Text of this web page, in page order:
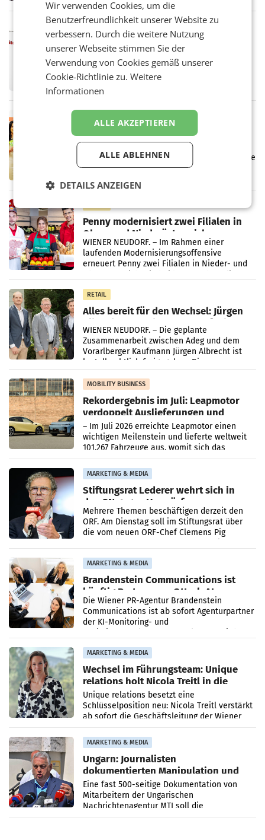
einem Plus von 3,8 Prozent gegenüber dem
Vergleichszeitraum
MARKETING & MEDIA
ProSiebenSat.1 spart und macht
überraschend viel Gewinn
UNTERFÖHRING/MAILAND/AMSTERDAM. Der
Fernsehkonzern ProSiebenSat.1 hat im
wieder Gewinn gemacht und die
Eine Bühne für Zirkularität: ARA und
Müller informieren am POS über
Kreislauffähigkeit
Über den gesamten August hinweg rücken die
Altstoff Recycling Austria AG (ARA) und der
„Kreislauf-Helden“ in allen österreichischen
Penny modernisiert zwei Filialen in
Ober- und Niederösterreich
WIENER NEUDORF. – Im Rahmen einer
laufenden Modernisierungsoffensive
erneuert Penny zwei Filialen in Nieder- und
RETAIL
Alles bereit für den Wechsel: Jürgen
Albrecht setzt ab 1.1.2027 auf Adeg
WIENER NEUDORF. – Die geplante
Zusammenarbeit zwischen Adeg und dem
Vorarlberger Kaufmann Jürgen Albrecht ist
kartellrechtlich freigegeben: Die
Bundeswettbewerbsbehörde und der
Bundeskartellanwalt
MOBILITY BUSINESS
Rekordergebnis im Juli: Leapmotor
verdoppelt Auslieferungen und
überschreitet die 100.000er-Marke
– Im Juli 2026 erreichte Leapmotor einen
wichtigen Meilenstein und lieferte weltweit
101.267 Fahrzeuge aus, womit sich das
Ergebnis gegenüber Juli 2025 mehr als
verdoppelte (+102
MARKETING & MEDIA
Stiftungsrat Lederer wehrt sich in
den SN gegen Vorwürfe
Mehrere Themen beschäftigen derzeit den
ORF. Am Dienstag soll im Stiftungsrat über
die vom neuen ORF-Chef Clemens Pig
MARKETING & MEDIA
Brandenstein Communications ist
künftig Partner von OtterlyAI
Die Wiener PR-Agentur Brandenstein
Communications ist ab sofort Agenturpartner
der KI-Monitoring- und
MARKETING & MEDIA
Wechsel im Führungsteam: Unique
relations holt Nicola Treitl in die
Geschäftsleitung
Unique relations besetzt eine
Schlüsselposition neu: Nicola Treitl verstärkt
ab sofort die Geschäftsleitung der Wiener
PR-Agentur an der Seite von Josef Kalina und
Anna Kalina-Mahr.
MARKETING & MEDIA
Ungarn: Journalisten
dokumentierten Manipulation und
Zensur
Eine fast 500-seitige Dokumentation von
Mitarbeitern der Ungarischen
Nachrichtenagentur MTI soll die
systematische Nachrichten-Manipulation und
Wir verwenden Cookies, um die
Benutzerfreundlichkeit unserer Website zu
verbessern. Durch die weitere Nutzung
unserer Webseite stimmen Sie der
Verwendung von Cookies gemäß unserer
Cookie-Richtlinie zu.Weitere
Informationen
ALLE AKZEPTIEREN
ALLE ABLEHNEN
DETAILS ANZEIGEN